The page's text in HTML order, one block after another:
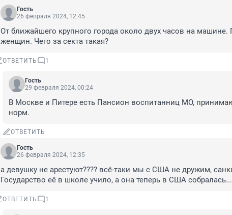
Гость
26 февраля 2024, 12:45
От ближайшего крупного города около двух часов на
женщин. Чего за секта такая?
ОТВЕТИТЬ 1
Гость
29 февраля 2024, 00:24
В Москве и Питере есть Пансион воспитанниц МО,
норм.
ОТВЕТИТЬ
Гость
26 февраля 2024, 12:35
а девушку не арестуют???? всё-таки мы с США не дружим,
Государство её в школе учило, а она теперь в США
ОТВЕТИТЬ 1